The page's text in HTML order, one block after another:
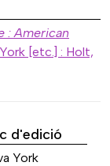
: American
[etc.] : Holt,
d'edició
York